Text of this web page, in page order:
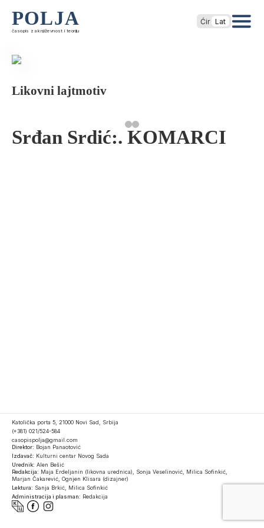
POLJA
časopis za književnost i teoriju
Ćir Lat
Likovni lajtmotiv
Srđan Srdić:. KOMARCI
Katolička porta 5, 21000 Novi Sad, Srbija
(+381) 021/524-584
casopispolja@gmail.com
Direktor: Bojan Panaotović
Izdavač: Kulturni centar Novog Sada
Urednik: Alen Bešić
Redakcija: Maja Erdeljanin (likovna urednica), Sonja Veselinović, Milica Sofinkić,
Marjan Čakarević, Ognjen Klisara (dizajner)
Lektura: Sanja Brkić, Milica Sofinkić
Administracija i plasman: Redakcija